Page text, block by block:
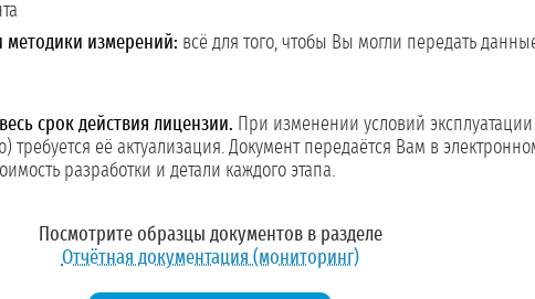
измерений: всё для того, чтобы Вы могли передать
срок действия лицензии. При изменении условий
её актуализация. Документ передаётся Вам в
разработки и детали каждого этапа.
Посмотрите образцы документов в разделе
Отчётная документация (мониторинг)